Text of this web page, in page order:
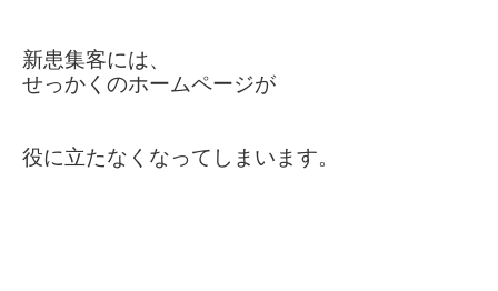
新患集客には、
せっかくのホームページが
役に立たなくなって しまいます。